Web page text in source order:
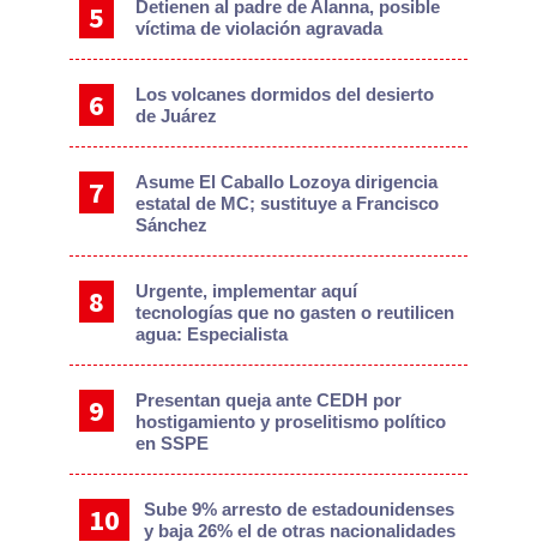
Detienen al padre de Alanna, posible
víctima de violación agravada
Los volcanes dormidos del desierto
de Juárez
Asume El Caballo Lozoya dirigencia
estatal de MC; sustituye a Francisco
Sánchez
Urgente, implementar aquí
tecnologías que no gasten o reutilicen
agua: Especialista
Presentan queja ante CEDH por
hostigamiento y proselitismo político
en SSPE
Sube 9% arresto de estadounidenses
y baja 26% el de otras nacionalidades